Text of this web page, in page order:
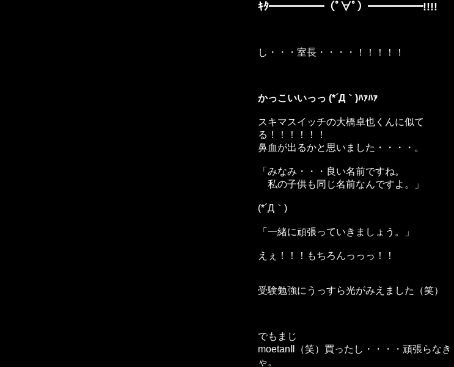
ｷﾀ━━━━━（ﾟ∀ﾟ）━━━━━!!!!
し・・・室長・・・・！！！！！
かっこいいっっ (*´Д｀)ﾊｧﾊｧ
スキマスイッチの大橋卓也くんに似て
る！！！！！！
鼻血が出るかと思いました・・・・。
「みなみ・・・良い名前ですね。
私の子供も同じ名前なんですよ。」
(*´Д｀)
「一緒に頑張っていきましょう。」
えぇ！！！もちろんっっっ！！
受験勉強にうっすら光がみえました（笑）
でもまじ
moetanⅡ（笑）買ったし・・・・頑張らなき
ゃ。